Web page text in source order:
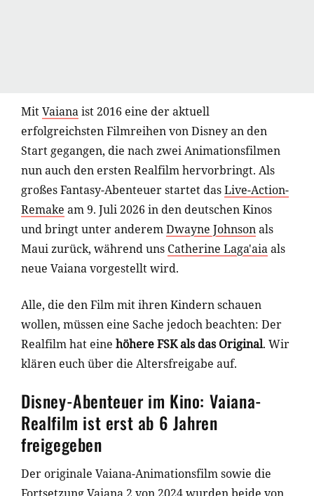
MitVaianaist 2016 eine der aktuell
erfolgreichsten Filmreihen von Disney an den
Start gegangen, die nach zwei Animationsfilmen
nun auch den ersten Realfilm hervorbringt. Als
großes Fantasy-Abenteuer startet dasLive-Action-
Remake am 9. Juli 2026 in den deutschen Kinos
und bringt unter anderemDwayne Johnsonals
Maui zurück, während uns Catherine Laga'aiaals
neue Vaiana vorgestellt wird.
Alle, die den Film mit ihren Kindern schauen
wollen, müssen eine Sache jedoch beachten: Der
Realfilm hat eine höhere FSK als das Original. Wir
klären euch über die Altersfreigabe auf.
Disney-Abenteuer im Kino: Vaiana-
Realfilm ist erst ab 6 Jahren
freigegeben
Der originale Vaiana-Animationsfilm sowie die